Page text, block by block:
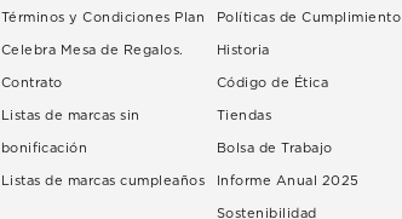
Términos y Condiciones Plan
Celebra Mesa de Regalos.
Contrato
Listas de marcas sin
bonificación
Listas de marcas cumpleaños
Políticas de Cumplimiento
Historia
Código de Ética
Tiendas
Bolsa de Trabajo
Informe Anual 2025
Sostenibilidad